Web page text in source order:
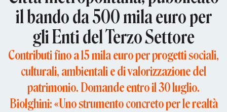
il bando da 500 mila euro per
gli Enti del Terzo Settore
Contributi fino a 15 mila euro per progetti sociali,
culturali, ambientali e di valorizzazione del
patrimonio. Domande entro il 30 luglio.
Biolghini: «Uno strumento concreto per le realtà